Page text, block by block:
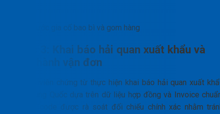
Bước gia cố bao bì và gom hàng
Bước 3: Khai báo hải quan xuất khẩu và
phát hành vận đơn
Chuyên viên chứng từ thực hiện khai báo hải quan xuất
phía Trung Quốc dựa trên dữ liệu hợp đồng và Invoice
Mã HS code được rà soát đối chiếu chính xác nhằm